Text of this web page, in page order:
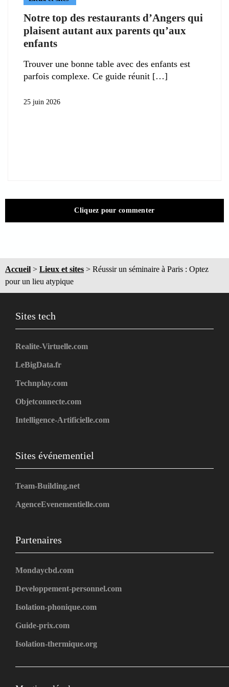
Notre top des restaurants d’Angers qui
plaisent autant aux parents qu’aux
enfants
Trouver une bonne table avec des enfants est
parfois complexe. Ce guide réunit
25 juin 2026
Cliquez pour commenter
Accueil > Lieux et sites > Réussir un séminaire à Paris : Optez
pour un lieu atypique
Sites tech
Realite-Virtuelle.com
LeBigData.fr
Technplay.com
Objetconnecte.com
Intelligence-Artificielle.com
Sites événementiel
Team-Building.net
AgenceEvenementielle.com
Partenaires
Mondaycbd.com
Developpement-personnel.com
Isolation-phonique.com
Guide-prix.com
Isolation-thermique.org